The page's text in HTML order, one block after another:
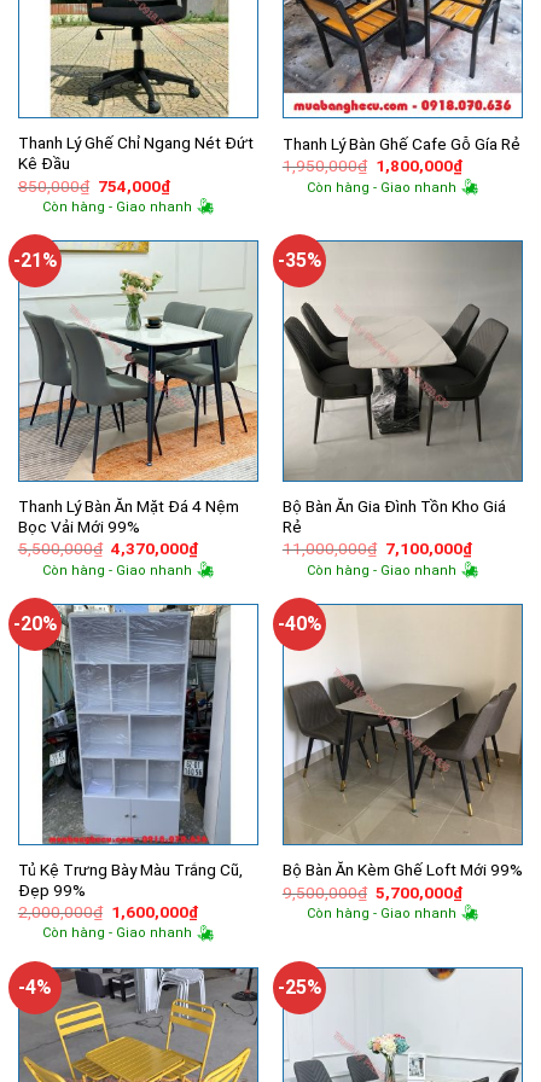
Thanh Lý Ghế Chỉ Ngang Nét Đứt
Kê Đầu
850,000₫ Giá
gốc
là:
754,000₫Giá
hiện
tại
754,000₫.
Còn hàng - Giao nhanh
Thanh Lý Bàn Ghế Cafe Gỗ Gía Rẻ
1,950,000₫ Giá
gốc
là:
1,800,000₫Giá
hiện
tại
Còn hàng - Giao nhanh
-21%
Thanh Lý Bàn Ăn Mặt Đá 4 Nệm
Bọc Vải Mới 99%
5,500,000₫ Giá
gốc
là:
4,370,000₫Giá
hiện
tại
4,370,000₫.
Còn hàng - Giao nhanh
-35%
Bộ Bàn Ăn Gia Đình Tồn Kho Giá
Rẻ
11,000,000₫ Giá
gốc
là:
7,100,000₫Giá
hiện
tại
Còn hàng - Giao nhanh
-20%
Tủ Kệ Trưng Bày Màu Trắng Cũ,
Đẹp 99%
2,000,000₫ Giá
gốc
là:
1,600,000₫Giá
hiện
tại
1,600,000₫.
Còn hàng - Giao nhanh
-40%
Bộ Bàn Ăn Kèm Ghế Loft Mới 99%
9,500,000₫ Giá
gốc
là:
5,700,000₫Giá
hiện
tại
Còn hàng - Giao nhanh
-4% -25%